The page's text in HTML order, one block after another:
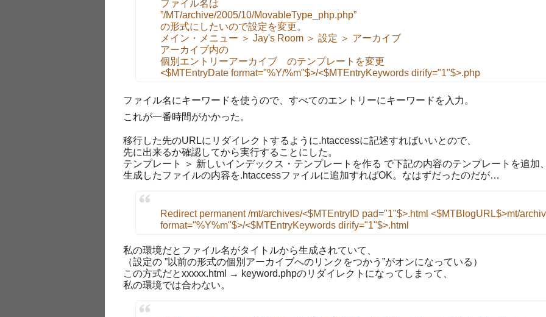
ファイル名は
”/MT/archive/2005/10/MovableType_php.php”
の形式にしたいので設定を変更。
メイン・メニュー ＞ Jay's Room ＞ 設定 ＞ アーカイブ
アーカイブ内の
個別エントリーアーカイブ のテンプレートを変更
<$MTEntryDate format="%Y/%m"$>/<$MTEntryKeywords dirify="1"$>.php
ファイル名にキーワードを使うので、すべてのエントリーにキーワードを入力。
これが一番時間がかかった。
移行した先のURLにリダイレクトするように.htaccessに記述すればいいとので、
先に出来るか確認してから実行することにした。
テンプレート ＞ 新しいインデックス・テンプレートを作る で下記の内容のテンプレートを追加
生成したファイルの内容を.htaccessファイルに追加すればOK。なはずだったのだが…
Redirect permanent /mt/archives/<$MTEntryID pad="1"$>.html <$MTBlogURL$>mt/
format="%Y%m"$>/<$MTEntryKeywords dirify="1"$>.html
私の環境だとファイル名がタイトルから生成されていて、
（設定の ”以前の形式の個別アーカイブへのリンクをつかう”がオンになっている）
この方式だとxxxxx.html → keyword.phpのリダイレクトになってしまって、
私の環境では合わない。